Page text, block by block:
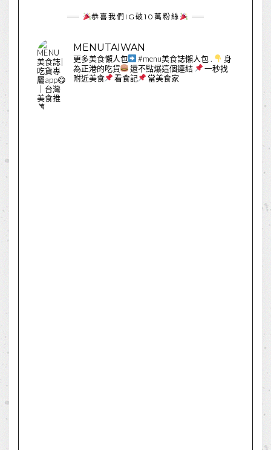
恭喜我們IG破10萬粉絲
MENUTAIWAN
更多美食懶人包 #menu美食誌懶人包 .
身
為正港的吃貨
還不點爆這個連結
一秒找
附近美食
看食記 當美食家